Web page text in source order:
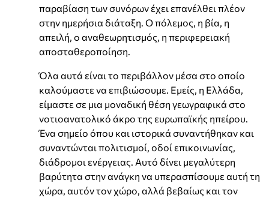
παραβίαση των συνόρων έχει επανέλθει πλέον
στην ημερήσια διάταξη. Ο πόλεμος, η βία, η
απειλή, ο αναθεωρητισμός, η περιφερειακή
αποσταθεροποίηση.
Όλα αυτά είναι το περιβάλλον μέσα στο οποίο
καλούμαστε να επιβιώσουμε. Εμείς, η Ελλάδα,
είμαστε σε μια μοναδική θέση γεωγραφικά στο
νοτιοανατολικό άκρο της ευρωπαϊκής ηπείρου.
Ένα σημείο όπου και ιστορικά συναντήθηκαν και
συναντώνται πολιτισμοί, οδοί επικοινωνίας,
διάδρομοι ενέργειας. Αυτό δίνει μεγαλύτερη
βαρύτητα στην ανάγκη να υπερασπίσουμε αυτή τη
χώρα, αυτόν τον χώρο, αλλά βεβαίως και τον